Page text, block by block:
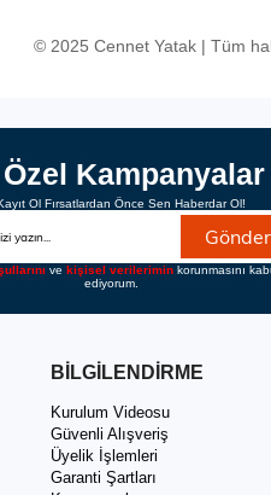
© 2025 Cennet Yatak | Tüm
Kampanyalar
Ol Fırsatlardan Önce Sen Haberdar Ol!
Gönder
vekişisel verilerimin korunmasını
ediyorum.
BİLGİLENDİRME
Kurulum Videosu
Güvenli Alışveriş
Üyelik İşlemleri
Garanti Şartları